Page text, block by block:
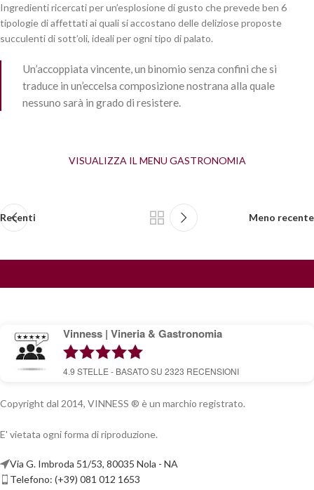
Ingredienti ricercati per un’esplosione di gusto che prevede ben 6
tipologie di affettati ai quali si accostano delle deliziose proposte
succulenti di sott’oli, ideali per ogni tipo di palato.
Un’accoppiata vincente, un binomio senza confini che si
traduce in un’eccelsa composizione nostrana alla quale
nessuno sarà in grado di resistere.
VISUALIZZA IL MENU GASTRONOMIA
Recenti Meno recente
Vinness | Vineria & Gastronomia
4.9 STELLE - BASATO SU 2323 RECENSIONI
Copyright dal 2014, VINNESS ® è un marchio registrato.
E' vietata ogni forma di riproduzione.
Via G. Imbroda 51/53, 80035 Nola - NA
Telefono: (+39) 081 012 1653